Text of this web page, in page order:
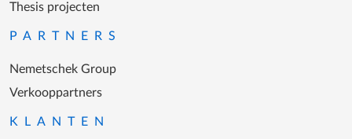
Thesis projecten
PARTNERS
Nemetschek Group
Verkooppartners
KLANTEN